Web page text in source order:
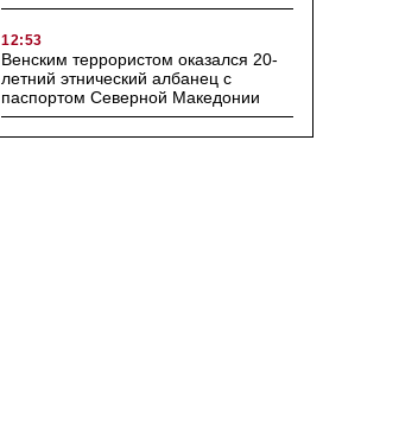
12:53
Венским террористом оказался 20-
летний этнический албанец с
паспортом Северной Македонии